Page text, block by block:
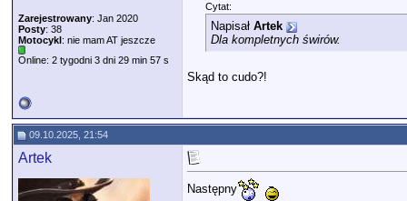
Zarejestrowany: Jan 2020
Posty: 38
Motocykl: nie mam AT jeszcze
Online: 2 tygodni 3 dni 29 min 57 s
Cytat:
Napisał Artek
Dla kompletnych świrów.
Skąd to cudo?!
09.10.2025, 21:54
Artek
Następny